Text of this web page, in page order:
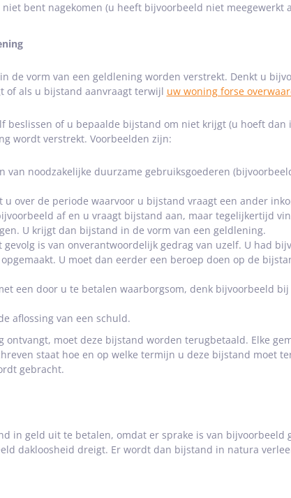
bent nagekomen (u heeft bijvoorbeeld niet meegewerkt
de vorm van een geldlening worden verstrekt. Denkt u
of als u bijstand aanvraagt terwijl uw woning forse
beslissen of u bepaalde bijstand om niet krijgt (u hoeft dan
wordt verstrekt. Voorbeelden zijn:
van noodzakelijke duurzame gebruiksgoederen
over de periode waarvoor u bijstand vraagt een ander
af en u vraagt bijstand aan, maar tegelijkertijd
U krijgt dan bijstand in de vorm van een geldlening.
is van onverantwoordelijk gedrag van uzelf. U had
U moet dan eerder een beroep doen op de
een door u te betalen waarborgsom, denk bijvoorbeeld
aflossing van een schuld.
moet deze bijstand worden terugbetaald. Elke
staat hoe en op welke termijn u deze bijstand moet
gebracht.
in geld uit te betalen, omdat er sprake is van bijvoorbeeld
dakloosheid dreigt. Er wordt dan bijstand in natura